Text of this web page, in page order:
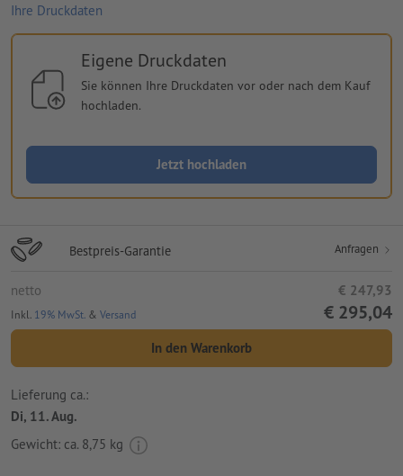
Ihre Druckdaten
Eigene Druckdaten
Sie können Ihre Druckdaten vor oder nach dem Kauf
hochladen.
Jetzt hochladen
Bestpreis-Garantie Anfragen
netto € 247,93
Inkl. 19% MwSt. & Versand € 295,04
In den Warenkorb
Lieferung ca.:
Di, 11. Aug.
Gewicht: ca. 8,75 kg